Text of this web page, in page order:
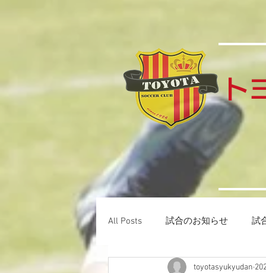
ト
All Posts 試合のお知らせ 試
toyotasyukyudan